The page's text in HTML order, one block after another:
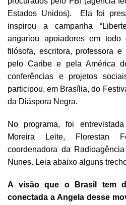
Estados Unidos). Ela foi
inspirou a campanha
angariou apoiadores em todo
filósofa, escritora, professora
pelo Caribe e pela América
conferências e projetos
participou, em Brasília, do
da Diáspora Negra.
No programa, foi
Moreira Leite, Florestan
coordenadora da
Nunes. Leia abaixo alguns
A visão que o Brasil tem
conectada a Angela desse